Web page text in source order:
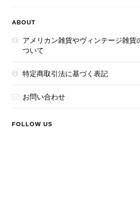
ABOUT
アメリカン雑貨やヴィンテージ雑
ついて
特定商取引法に基づく表記
お問い合わせ
FOLLOW US